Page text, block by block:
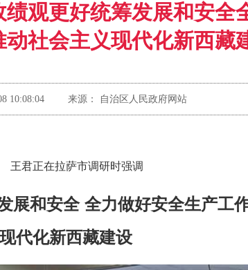
观更好统筹发展和安全
社会主义现代化新西藏
10:08:04 来源： 自治区人民政府网站
王君正在拉萨市调研时强调
展和安全 全力做好安全生产工
代化新西藏建设